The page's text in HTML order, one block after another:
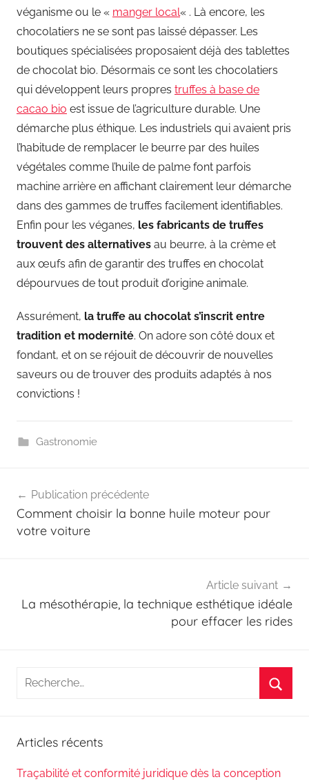
véganisme ou le « manger local« . Là encore, les
chocolatiers ne se sont pas laissé dépasser. Les
boutiques spécialisées proposaient déjà des tablettes
de chocolat bio. Désormais ce sont les chocolatiers
qui développent leurs propres truffes à base de
cacao bio est issue de l’agriculture durable. Une
démarche plus éthique. Les industriels qui avaient pris
l’habitude de remplacer le beurre par des huiles
végétales comme l’huile de palme font parfois
machine arrière en affichant clairement leur démarche
dans des gammes de truffes facilement identifiables.
Enfin pour les véganes, les fabricants de truffes
trouvent des alternatives au beurre, à la crème et
aux œufs afin de garantir des truffes en chocolat
dépourvues de tout produit d’origine animale.
Assurément, la truffe au chocolat s’inscrit entre
tradition et modernité. On adore son côté doux et
fondant, et on se réjouit de découvrir de nouvelles
saveurs ou de trouver des produits adaptés à nos
convictions !
Gastronomie
de
l’article
Publication précédente
Comment choisir la bonne huile moteur pour
votre voiture
Article suivant
La mésothérapie, la technique esthétique idéale
pour effacer les rides
Recherche
Articles récents
Traçabilité et conformité juridique dès la conception